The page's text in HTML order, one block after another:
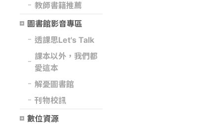
教師書籍推薦
圖書館影音專區
透課思Let's Talk
課本以外，我們都
愛這本
解憂圖書館
刊物校訊
數位資源